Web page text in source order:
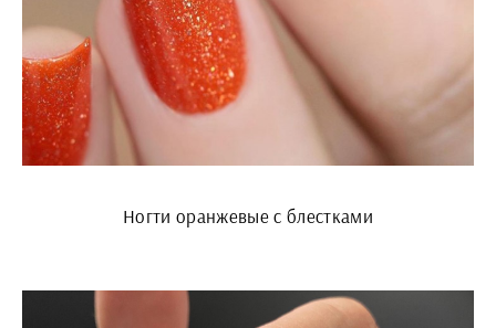
Ногти оранжевые с блестками